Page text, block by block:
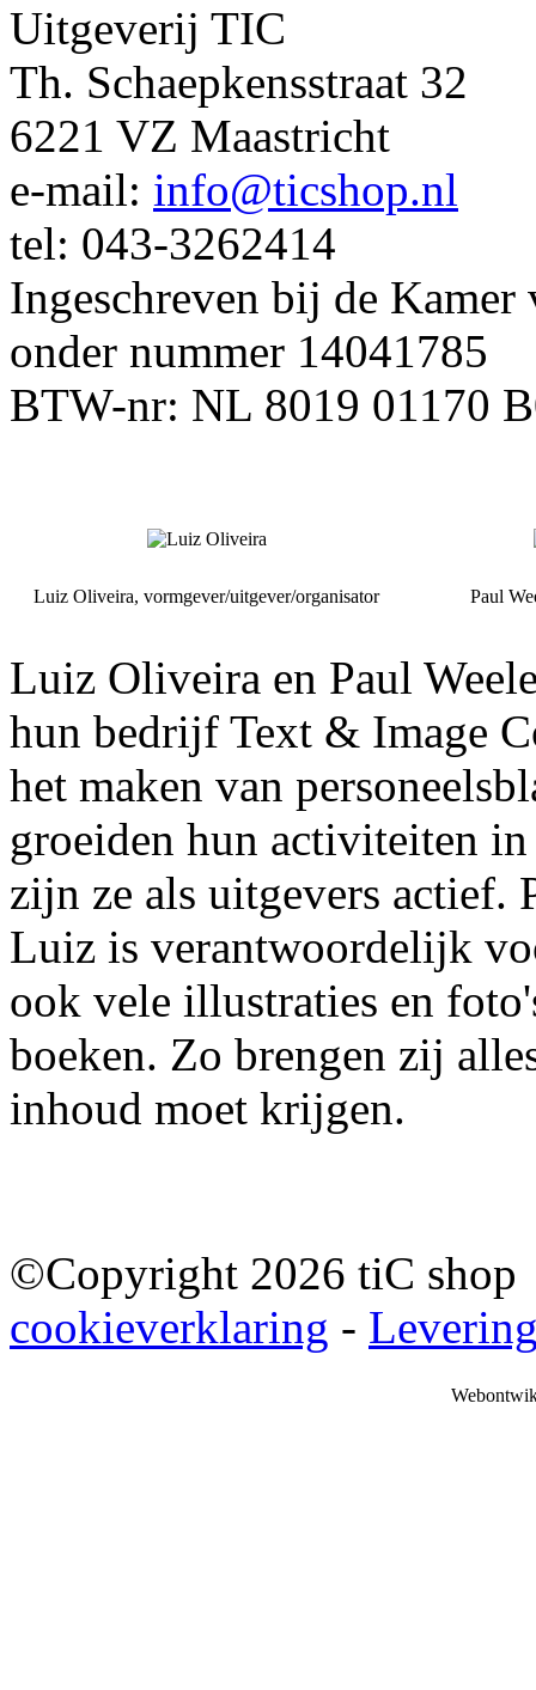
Uitgeverij TIC
Th. Schaepkensstraat 32
6221 VZ Maastricht
e-mail: info@ticshop.nl
tel: 043-3262414
Ingeschreven bij de Kamer
onder nummer 14041785
BTW-nr: NL 8019 01170
Luiz Oliveira, vormgever/uitgever/organisator Paul
Luiz Oliveira en Paul
hun bedrijf Text & Image
het maken van
groeiden hun activiteiten
zijn ze als uitgevers actief.
Luiz is verantwoordelijk
ook vele illustraties en
boeken. Zo brengen zij
inhoud moet krijgen.
©Copyright 2026 tiC
cookieverklaring -